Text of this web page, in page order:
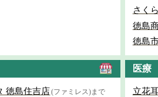
さく
徳島
徳島
徳島住吉店(ファミレス)まで
医療
立花